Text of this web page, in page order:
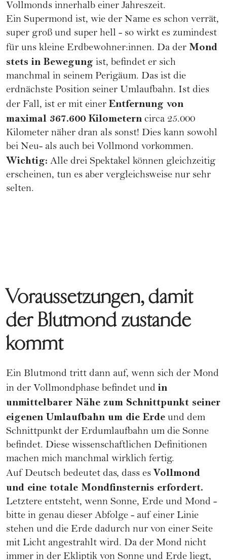
Vollmonds innerhalb einer Jahreszeit.
Ein Supermond ist, wie der Name es schon verrät,
super groß und super hell - so wirkt es zumindest
für uns kleine Erdbewohner:innen. Da der Mond
stets in Bewegung ist, befindet er sich
manchmal in seinem Perigäum. Das ist die
erdnächste Position seiner Umlaufbahn. Ist dies
der Fall, ist er mit einer Entfernung von
maximal 367.600 Kilometern circa 25.000
Kilometer näher dran als sonst! Dies kann sowohl
bei Neu- als auch bei Vollmond vorkommen.
Wichtig: Alle drei Spektakel können gleichzeitig
erscheinen, tun es aber vergleichsweise nur sehr
selten.
Voraussetzungen, damit
der Blutmond zustande
kommt
Ein Blutmond tritt dann auf, wenn sich der Mond
in der Vollmondphase befindet und in
unmittelbarer Nähe zum Schnittpunkt seiner
eigenen Umlaufbahn um die Erde und dem
Schnittpunkt der Erdumlaufbahn um die Sonne
befindet. Diese wissenschaftlichen Definitionen
machen mich manchmal wirklich fertig.
Auf Deutsch bedeutet das, dass es Vollmond
und eine totale Mondfinsternis erfordert.
Letztere entsteht, wenn Sonne, Erde und Mond -
bitte in genau dieser Abfolge - auf einer Linie
stehen und die Erde dadurch nur von einer Seite
mit Licht angestrahlt wird. Da der Mond nicht
immer in der Ekliptik von Sonne und Erde liegt,